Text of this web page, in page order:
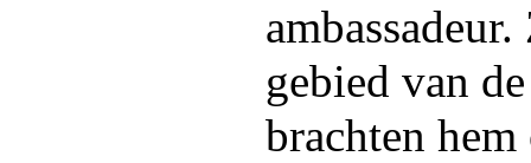
gebied van
brachten